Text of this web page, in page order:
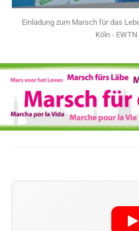
Einladung zum Marsch für das
Köln - EWTN